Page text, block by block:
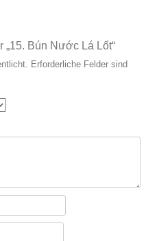
„15. Bún Nước Lá Lốt“
Erforderliche Felder sind